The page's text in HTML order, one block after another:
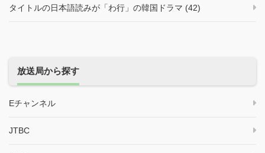
タイトルの日本語読みが「わ行」の韓国ドラマ (42)
放送局から探す
Eチャンネル
JTBC